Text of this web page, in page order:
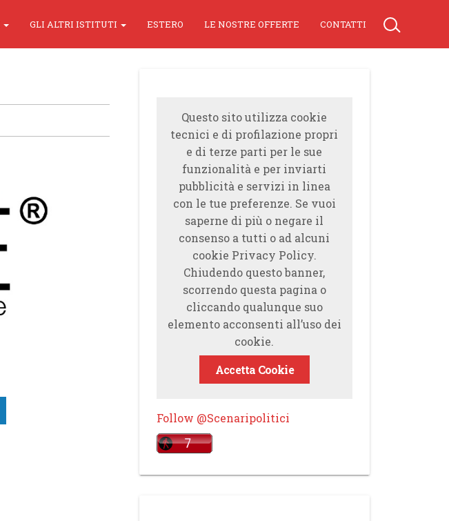
GLI ALTRI ISTITUTI ESTERO LE NOSTRE OFFERTE CONTATTI
Questo sito utilizza cookie
tecnici e di profilazione propri
e di terze parti per le sue
funzionalità e per inviarti
pubblicità e servizi in linea
con le tue preferenze. Se vuoi
saperne di più o negare il
consenso a tutti o ad alcuni
cookie Privacy Policy.
Chiudendo questo banner,
scorrendo questa pagina o
cliccando qualunque suo
elemento acconsenti all’uso dei
cookie.
Accetta Cookie
Follow @Scenaripolitici